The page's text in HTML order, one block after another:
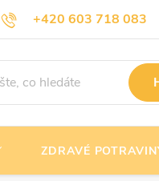
+420 603 718 083
Doprava a platba Kontakty
ZDRAVÉ